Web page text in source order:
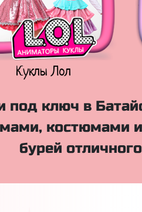
Куклы Лол
под ключ в
костюмами
бурей